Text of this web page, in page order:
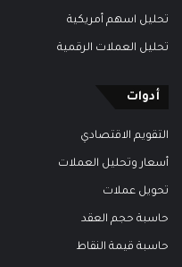
تحليل اسهم أمريكية
تحليل العملات الرقمية
أدوات
التقويم الاقتصادي
أسعار وتحليل العملات
تحويل عملات
حاسبة حجم العقد
حاسبة قيمة النقاط